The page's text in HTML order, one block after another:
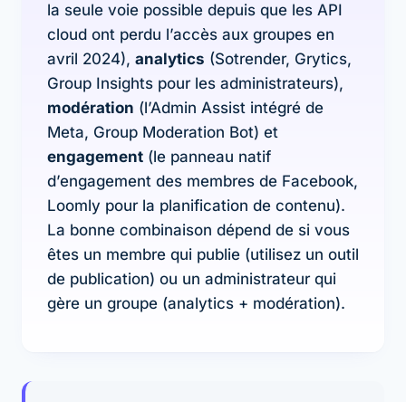
la seule voie possible depuis que les API
cloud ont perdu l’accès aux groupes en
avril 2024), analytics (Sotrender, Grytics,
Group Insights pour les administrateurs),
modération (l’Admin Assist intégré de
Meta, Group Moderation Bot) et
engagement (le panneau natif
d’engagement des membres de Facebook,
Loomly pour la planification de contenu).
La bonne combinaison dépend de si vous
êtes un membre qui publie (utilisez un outil
de publication) ou un administrateur qui
gère un groupe (analytics + modération).